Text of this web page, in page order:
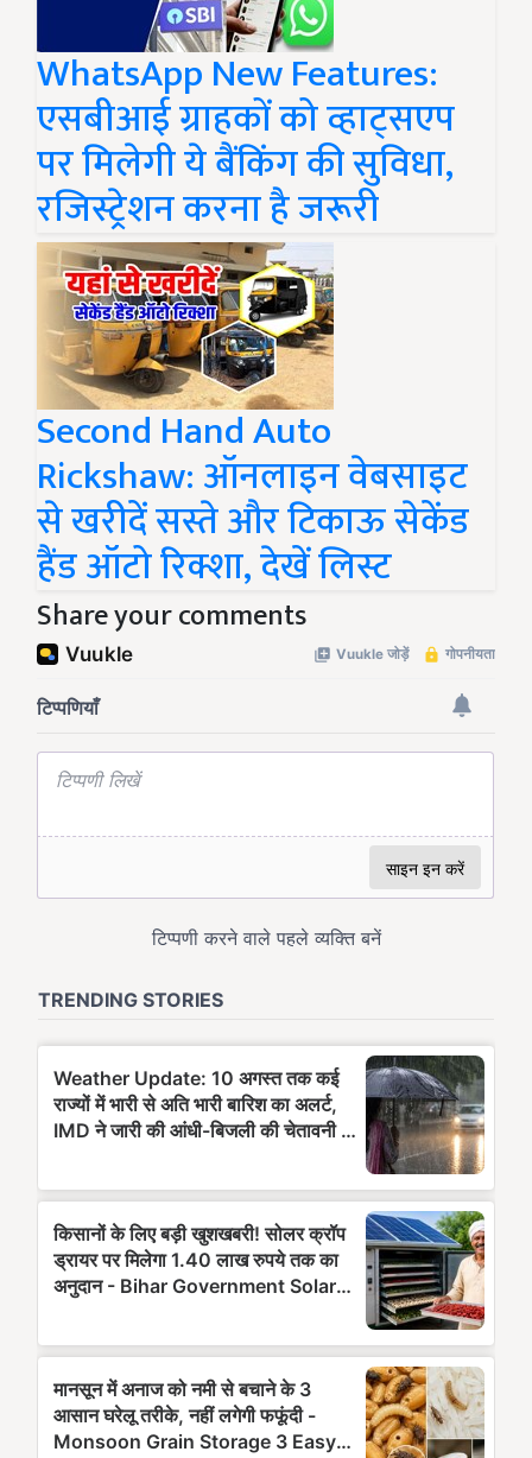
WhatsApp New Features:
एसबीआई ग्राहकों को व्हाट्सएप
पर मिलेगी ये बैंकिंग की सुविधा,
रजिस्ट्रेशन करना है जरूरी
Second Hand Auto
Rickshaw: ऑनलाइन वेबसाइट
से खरीदें सस्ते और टिकाऊ सेकेंड
हैंड ऑटो रिक्शा, देखें लिस्ट
Share your comments